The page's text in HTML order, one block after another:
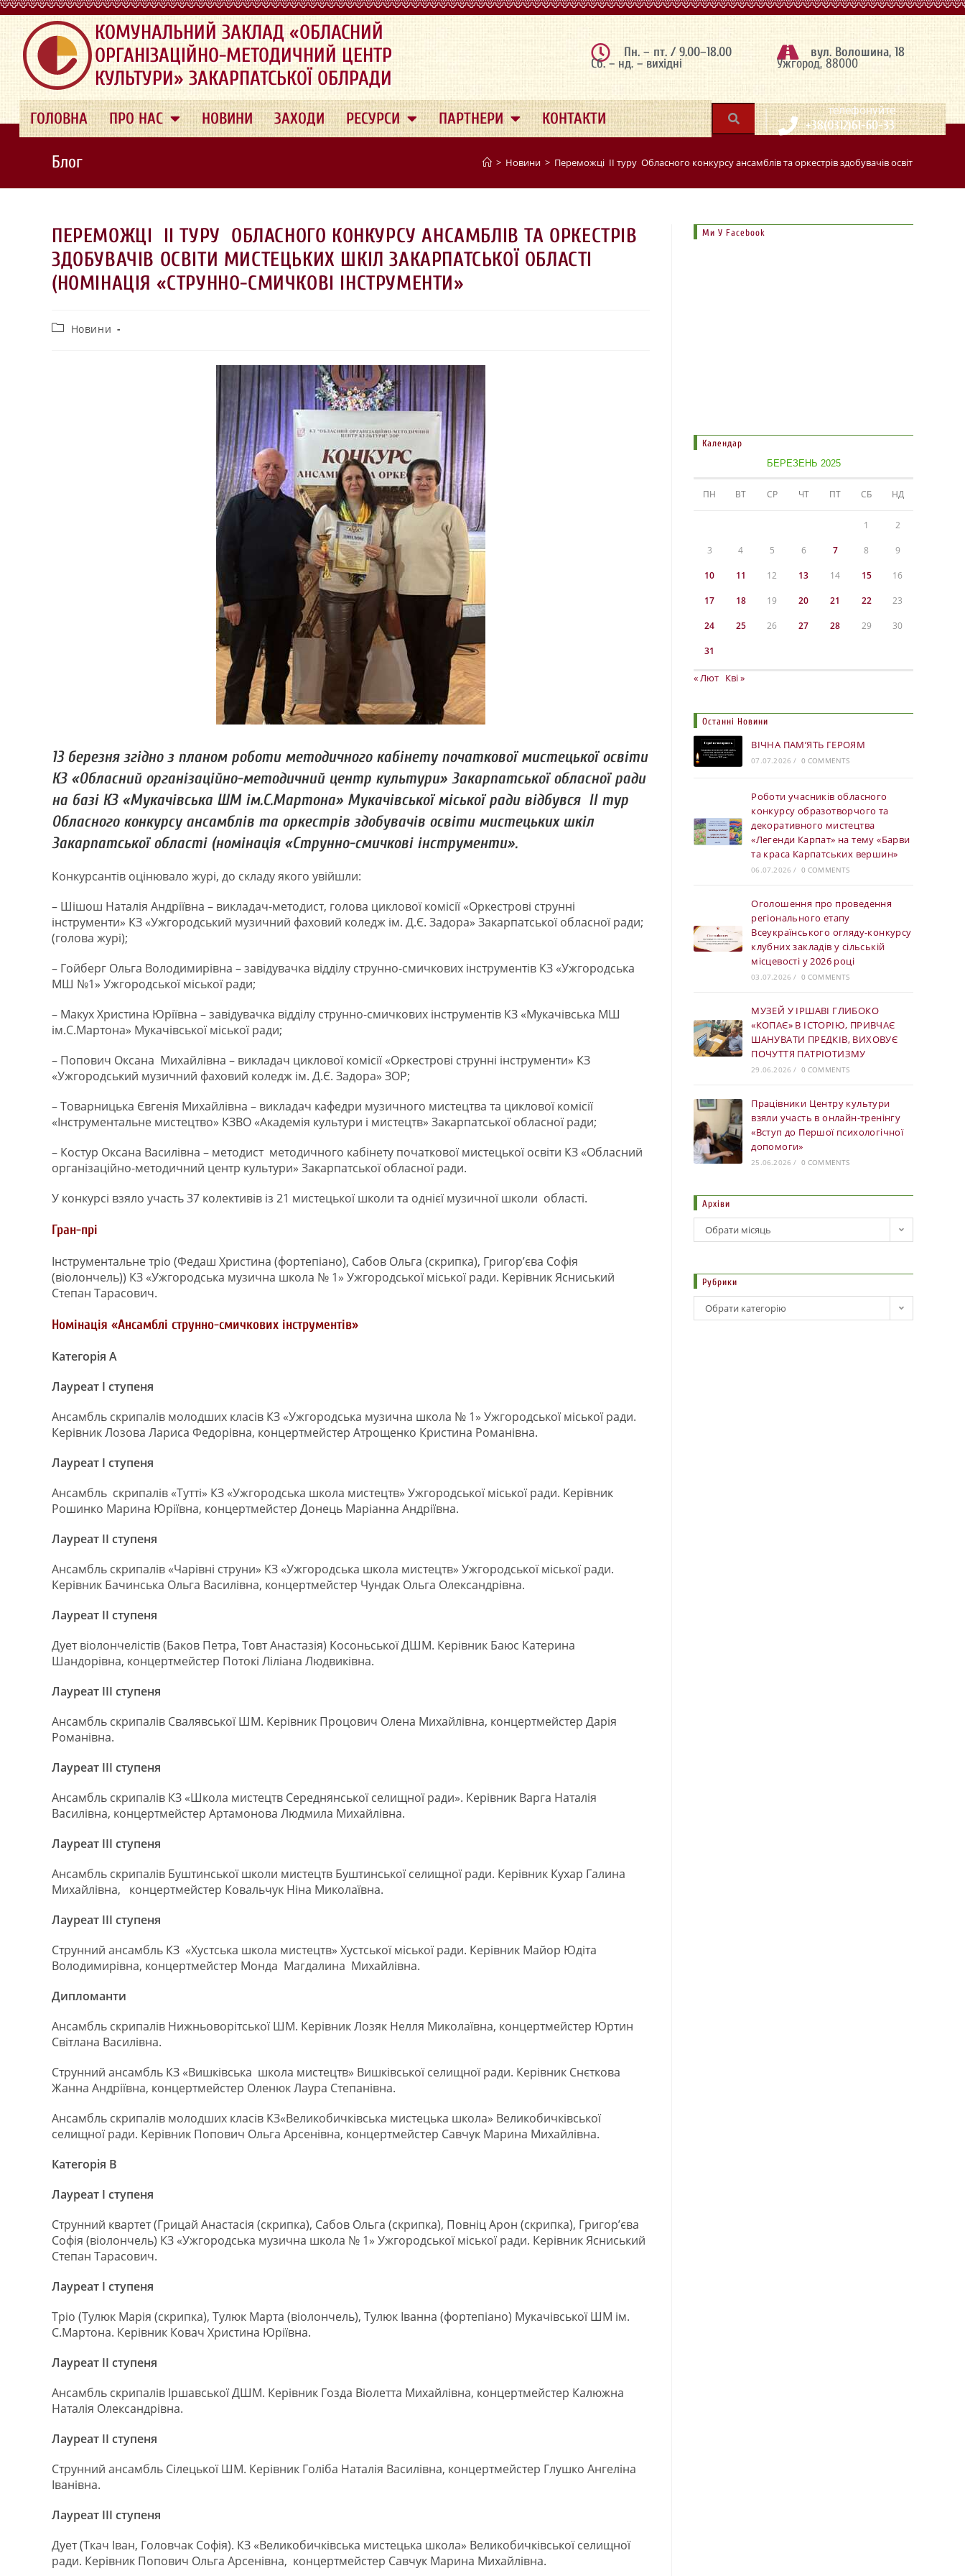
.
КОМУНАЛЬНИЙ ЗАКЛАД «ОБЛАСНИЙ
ОРГАНІЗАЦІЙНО-МЕТОДИЧНИЙ ЦЕНТР
КУЛЬТУРИ» ЗАКАРПАТСЬКОЇ ОБЛРАДИ
Пн. – пт. / 9.00–18.00
Сб. – нд. – вихідні
вул. Волошина, 18
Ужгород, 88000
ГОЛОВНА ПРО НАС НОВИНИ ЗАХОДИ РЕСУРСИ ПАРТНЕРИ КОНТАКТИ | телефонуйте
+38(0312)61-60-33
Блог > Новини > Переможці ІІ туру Обласного конкурсу ансамблів та оркестрів здобувачів освіти
ПЕРЕМОЖЦІ ІІ ТУРУ ОБЛАСНОГО КОНКУРСУ АНСАМБЛІВ ТА ОРКЕСТРІВ
ЗДОБУВАЧІВ ОСВІТИ МИСТЕЦЬКИХ ШКІЛ ЗАКАРПАТСЬКОЇ ОБЛАСТІ
(НОМІНАЦІЯ «СТРУННО-СМИЧКОВІ ІНСТРУМЕНТИ»
Новини
13 березня згідно з планом роботи методичного кабінету початкової мистецької освіти
КЗ «Обласний організаційно-методичний центр культури» Закарпатської обласної ради
на базі КЗ «Мукачівська ШМ ім.С.Мартона» Мукачівської міської ради відбувся ІІ тур
Обласного конкурсу ансамблів та оркестрів здобувачів освіти мистецьких шкіл
Закарпатської області (номінація «Струнно-смичкові інструменти».
Конкурсантів оцінювало журі, до складу якого увійшли:
– Шішош Наталія Андріївна – викладач-методист, голова циклової комісії «Оркестрові струнні
інструменти» КЗ «Ужгородський музичний фаховий коледж ім. Д.Є. Задора» Закарпатської обласної ради;
(голова журі);
– Гойберг Ольга Володимирівна – завідувачка відділу струнно-смичкових інструментів КЗ «Ужгородська
МШ №1» Ужгородської міської ради;
– Макух Христина Юріївна – завідувачка відділу струнно-смичкових інструментів КЗ «Мукачівська МШ
ім.С.Мартона» Мукачівської міської ради;
– Попович Оксана Михайлівна – викладач циклової комісії «Оркестрові струнні інструменти» КЗ
«Ужгородський музичний фаховий коледж ім. Д.Є. Задора» ЗОР;
– Товарницька Євгенія Михайлівна – викладач кафедри музичного мистецтва та циклової комісії
«Інструментальне мистецтво» КЗВО «Академія культури і мистецтв» Закарпатської обласної ради;
– Костур Оксана Василівна – методист методичного кабінету початкової мистецької освіти КЗ «Обласний
організаційно-методичний центр культури» Закарпатської обласної ради.
У конкурсі взяло участь 37 колективів із 21 мистецької школи та однієї музичної школи області.
Гран-прі
Інструментальне тріо (Федаш Христина (фортепіано), Сабов Ольга (скрипка), Григор’єва Софія
(віолончель)) КЗ «Ужгородська музична школа № 1» Ужгородської міської ради. Керівник Ясниський
Степан Тарасович.
Номінація «Ансамблі струнно-смичкових інструментів»
Категорія А
Лауреат І ступеня
Ансамбль скрипалів молодших класів КЗ «Ужгородська музична школа № 1» Ужгородської міської ради.
Керівник Лозова Лариса Федорівна, концертмейстер Атрощенко Кристина Романівна.
Лауреат І ступеня
Ансамбль скрипалів «Тутті» КЗ «Ужгородська школа мистецтв» Ужгородської міської ради. Керівник
Рошинко Марина Юріївна, концертмейстер Донець Маріанна Андріївна.
Лауреат ІІ ступеня
Ансамбль скрипалів «Чарівні струни» КЗ «Ужгородська школа мистецтв» Ужгородської міської ради.
Керівник Бачинська Ольга Василівна, концертмейстер Чундак Ольга Олександрівна.
Лауреат ІІ ступеня
Дует віолончелістів (Баков Петра, Товт Анастазія) Косоньської ДШМ. Керівник Баюс Катерина
Шандорівна, концертмейстер Потокі Ліліана Людвиківна.
Лауреат ІІІ ступеня
Ансамбль скрипалів Свалявської ШМ. Керівник Процович Олена Михайлівна, концертмейстер Дарія
Романівна.
Лауреат ІІІ ступеня
Ансамбль скрипалів КЗ «Школа мистецтв Середнянської селищної ради». Керівник Варга Наталія
Василівна, концертмейстер Артамонова Людмила Михайлівна.
Лауреат ІІІ ступеня
Ансамбль скрипалів Буштинської школи мистецтв Буштинської селищної ради. Керівник Кухар Галина
Михайлівна, концертмейстер Ковальчук Ніна Миколаївна.
Лауреат ІІІ ступеня
Струнний ансамбль КЗ «Хустська школа мистецтв» Хустської міської ради. Керівник Майор Юдіта
Володимирівна, концертмейстер Монда Магдалина Михайлівна.
Дипломанти
Ансамбль скрипалів Нижньоворітської ШМ. Керівник Лозяк Нелля Миколаївна, концертмейстер Юртин
Світлана Василівна.
Струнний ансамбль КЗ «Вишківська школа мистецтв» Вишківської селищної ради. Керівник Снєткова
Жанна Андріївна, концертмейстер Оленюк Лаура Степанівна.
Ансамбль скрипалів молодших класів КЗ«Великобичківська мистецька школа» Великобичківської
селищної ради. Керівник Попович Ольга Арсенівна, концертмейстер Савчук Марина Михайлівна.
Категорія В
Лауреат І ступеня
Струнний квартет (Грицай Анастасія (скрипка), Сабов Ольга (скрипка), Повніц Арон (скрипка), Григор’єва
Софія (віолончель) КЗ «Ужгородська музична школа № 1» Ужгородської міської ради. Керівник Ясниський
Степан Тарасович.
Лауреат І ступеня
Тріо (Тулюк Марія (скрипка), Тулюк Марта (віолончель), Тулюк Іванна (фортепіано) Мукачівської ШМ ім.
С.Мартона. Керівник Ковач Христина Юріївна.
Лауреат ІІ ступеня
Ансамбль скрипалів Іршавської ДШМ. Керівник Гозда Віолетта Михайлівна, концертмейстер Калюжна
Наталія Олександрівна.
Лауреат ІІ ступеня
Струнний ансамбль Сілецької ШМ. Керівник Голіба Наталія Василівна, концертмейстер Глушко Ангеліна
Іванівна.
Лауреат ІІІ ступеня
Дует (Ткач Іван, Головчак Софія). КЗ «Великобичківська мистецька школа» Великобичківської селищної
ради. Керівник Попович Ольга Арсенівна, концертмейстер Савчук Марина Михайлівна.
Ми У Facebook
Календар
БЕРЕЗЕНЬ 2025
ПН ВТ СР ЧТ ПТ СБ НД
1 2
3 4 5 6 7 8 9
10 11 12 13 14 15 16
17 18 19 20 21 22 23
24 25 26 27 28 29 30
31
« Лют Кві »
Останні Новини
ВІЧНА ПАМ’ЯТЬ ГЕРОЯМ
07.07.2026 / 0 COMMENTS
Роботи учасників обласного
конкурсу образотворчого та
декоративного мистецтва
«Легенди Карпат» на тему «Барви
та краса Карпатських вершин»
06.07.2026 / 0 COMMENTS
Оголошення про проведення
регіонального етапу
Всеукраїнського огляду-конкурсу
клубних закладів у сільській
місцевості у 2026 році
03.07.2026 / 0 COMMENTS
МУЗЕЙ У ІРШАВІ ГЛИБОКО
«КОПАЄ» В ІСТОРІЮ, ПРИВЧАЄ
ШАНУВАТИ ПРЕДКІВ, ВИХОВУЄ
ПОЧУТТЯ ПАТРІОТИЗМУ
29.06.2026 / 0 COMMENTS
Працівники Центру культури
взяли участь в онлайн-тренінгу
«Вступ до Першої психологічної
допомоги»
25.06.2026 / 0 COMMENTS
Архіви
Обрати місяць
Рубрики
Обрати категорію